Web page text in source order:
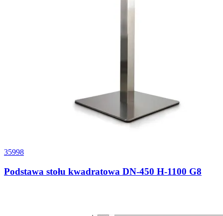
35998
Podstawa stołu kwadratowa DN-450 H-1100 G8